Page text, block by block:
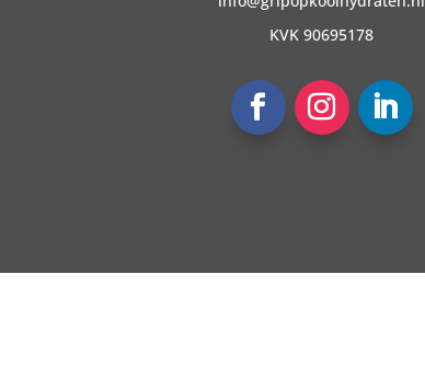
KVK 90695178